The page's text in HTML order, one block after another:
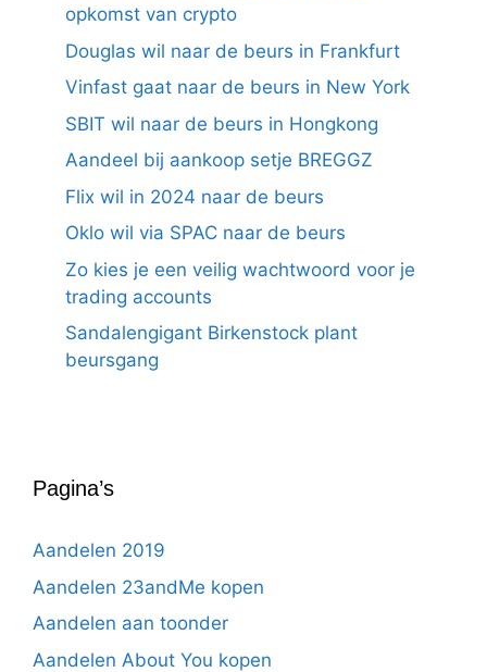
opkomst van crypto
Douglas wil naar de beurs in Frankfurt
Vinfast gaat naar de beurs in New York
SBIT wil naar de beurs in Hongkong
Aandeel bij aankoop setje BREGGZ
Flix wil in 2024 naar de beurs
Oklo wil via SPAC naar de beurs
Zo kies je een veilig wachtwoord voor je
trading accounts
Sandalengigant Birkenstock plant
beursgang
Pagina’s
Aandelen 2019
Aandelen 23andMe kopen
Aandelen aan toonder
Aandelen About You kopen